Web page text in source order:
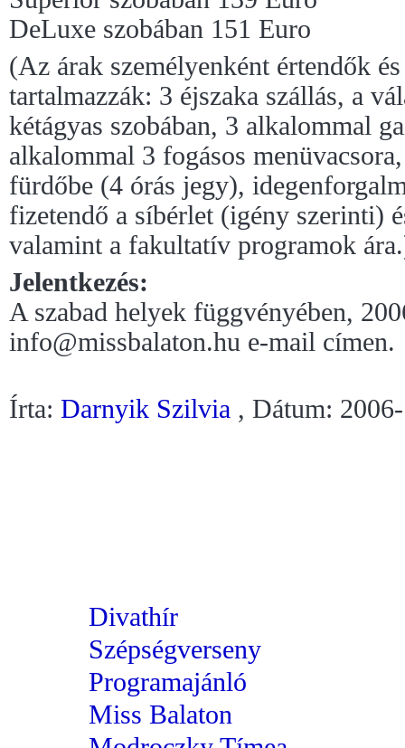
DeLuxe szobában 151 Euro
(Az árak személyenként értendők
tartalmazzák: 3 éjszaka szállás, a
kétágyas szobában, 3 alkalommal
alkalommal 3 fogásos
fürdőbe (4 órás jegy),
fizetendő a síbérlet (igény szerinti)
valamint a fakultatív programok
Jelentkezés:
A szabad helyek függvényében,
info@missbalaton.hu e-mail címen.
Írta: Darnyik Szilvia , Dátum:
Divathír
Szépségverseny
Programajánló
Miss Balaton